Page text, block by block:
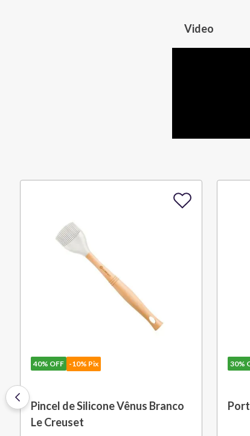
Video
40% OFF -10% Pix
Pincel de Silicone Vênus Branco
Le Creuset
30%